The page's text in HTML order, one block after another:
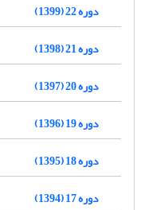
دوره 22 (1399)
دوره 21 (1398)
دوره 20 (1397)
دوره 19 (1396)
دوره 18 (1395)
دوره 17 (1394)